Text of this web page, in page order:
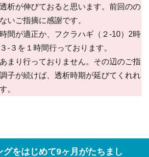
析が伸びておると思います。前回のの
いご指摘に感謝です。
間が適正か、フクラハギ（２-10）2時
-３を１時間行っております。
まり行っておりません。その辺のご指
子が続けば、透析時期が延びてくれれ
。
グをはじめて9ヶ月がたちまし